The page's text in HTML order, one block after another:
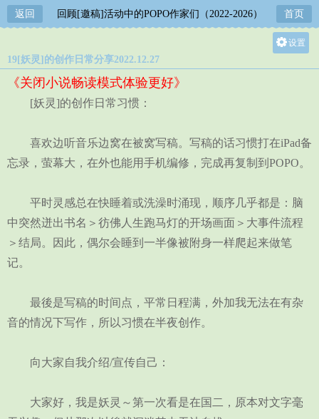
返回 回顾[邀稿]活动中的POPO作家们（2022-2026） 首页
设置
19[妖灵]的创作日常分享2022.12.27
《关闭小说畅读模式体验更好》
[妖灵]的创作日常习惯：
喜欢边听音乐边窝在被窝写稿。写稿的话习惯打在iPad备
忘录，萤幕大，在外也能用手机编修，完成再复制到POPO。
平时灵感总在快睡着或洗澡时涌现，顺序几乎都是：脑
中突然迸出书名＞彷佛人生跑马灯的开场画面＞大事件流程
＞结局。因此，偶尔会睡到一半像被附身一样爬起来做笔
记。
最後是写稿的时间点，平常日程满，外加我无法在有杂
音的情况下写作，所以习惯在半夜创作。
向大家自我介绍/宣传自己：
大家好，我是妖灵～第一次看是在国二，原本对文字毫